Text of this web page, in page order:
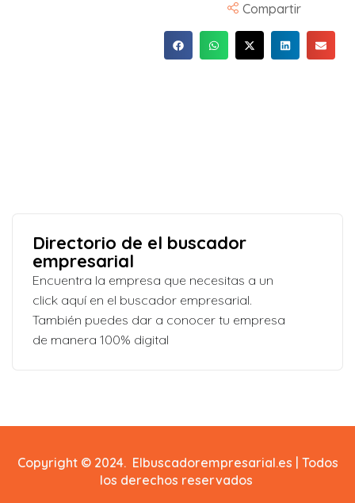
Compartir
Directorio de el buscador
empresarial
Encuentra la empresa que necesitas a un
click aquí en el buscador empresarial.
También puedes dar a conocer tu empresa
de manera 100% digital
Copyright © 2024. Elbuscadorempresarial.es | Todos
los derechos reservados